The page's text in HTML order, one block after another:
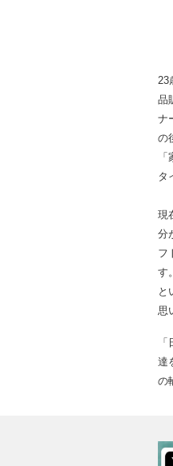
23
品
ナ
の
タ
現
分
フ
す
と
思
達
の